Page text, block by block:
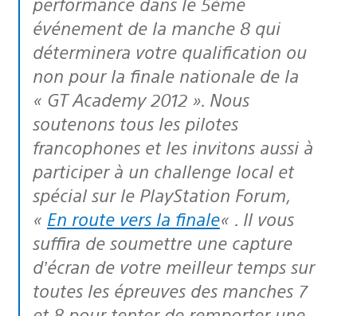
événement de la manche 8 qui
déterminera votre qualification ou
non pour la finale nationale de la
« GT Academy 2012 ». Nous
soutenons tous les pilotes
francophones et les invitons aussi à
participer à un challenge local et
spécial sur le PlayStation Forum,
« En route vers la finale« . Il vous
suffira de soumettre une capture
d’écran de votre meilleur temps sur
toutes les épreuves des manches 7